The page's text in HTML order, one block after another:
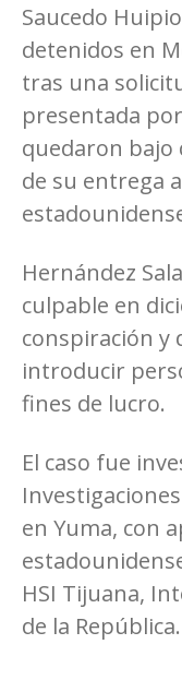
Saucedo
detenidos en
tras una
presentada
quedaron bajo
de su entrega
Hernández
culpable en
conspiración y
introducir
fines de lucro.
El caso fue
en Yuma, con
HSI Tijuana,
de la República.